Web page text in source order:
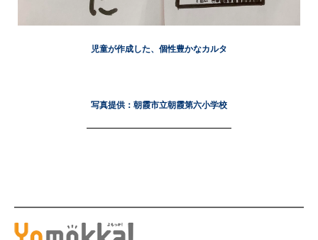
児童が作成した、個性豊かなカルタ
写真提供：朝霞市立朝霞第六小学校